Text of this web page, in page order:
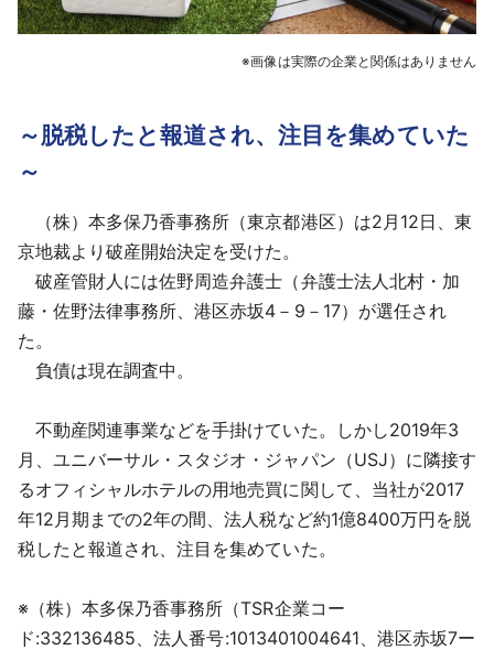
※画像は実際の企業と関係はありません
～脱税したと報道され、注目を集めていた
～
（株）本多保乃香事務所（東京都港区）は2月12日、東
京地裁より破産開始決定を受けた。
破産管財人には佐野周造弁護士（弁護士法人北村・加
藤・佐野法律事務所、港区赤坂4－9－17）が選任され
た。
負債は現在調査中。
不動産関連事業などを手掛けていた。しかし2019年3
月、ユニバーサル・スタジオ・ジャパン（USJ）に隣接す
るオフィシャルホテルの用地売買に関して、当社が2017
年12月期までの2年の間、法人税など約1億8400万円を脱
税したと報道され、注目を集めていた。
※（株）本多保乃香事務所（TSR企業コー
ド:332136485、法人番号:1013401004641、港区赤坂7ー